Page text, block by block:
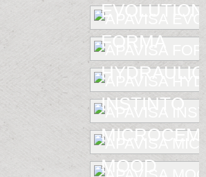
EVOLUTION
FORMA
HYDRAULIC
INSTINTO
MOOD